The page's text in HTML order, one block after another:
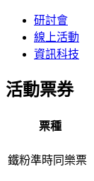
研討會
線上活動
資訊科技
活動票券
票種
鐵粉準時同樂票